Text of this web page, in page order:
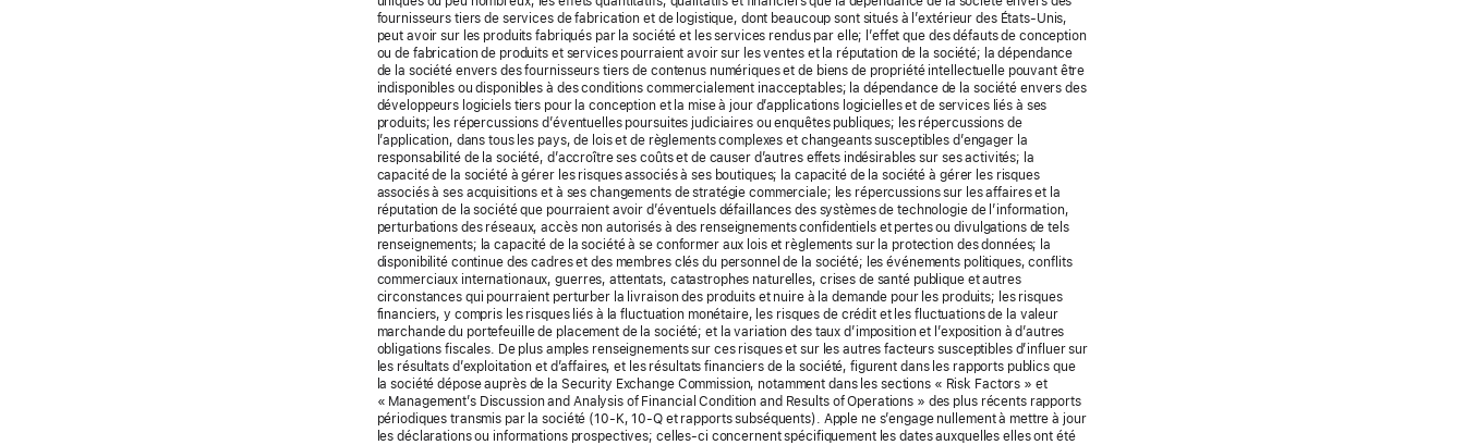
fournisseurs tiers de services de fabrication et de logistique, dont beaucoup sont situés à l’extérieur des États-Unis,
peut avoir sur les produits fabriqués par la société et les services rendus par elle; l’effet que des défauts de conception
ou de fabrication de produits et services pourraient avoir sur les ventes et la réputation de la société; la dépendance
de la société envers des fournisseurs tiers de contenus numériques et de biens de propriété intellectuelle pouvant être
indisponibles ou disponibles à des conditions commercialement inacceptables; la dépendance de la société envers des
développeurs logiciels tiers pour la conception et la mise à jour d’applications logicielles et de services liés à ses
produits; les répercussions d’éventuelles poursuites judiciaires ou enquêtes publiques; les répercussions de
l’application, dans tous les pays, de lois et de règlements complexes et changeants susceptibles d’engager la
responsabilité de la société, d’accroître ses coûts et de causer d’autres effets indésirables sur ses activités; la
capacité de la société à gérer les risques associés à ses boutiques; la capacité de la société à gérer les risques
associés à ses acquisitions et à ses changements de stratégie commerciale; les répercussions sur les affaires et la
réputation de la société que pourraient avoir d’éventuels défaillances des systèmes de technologie de l’information,
perturbations des réseaux, accès non autorisés à des renseignements confidentiels et pertes ou divulgations de tels
renseignements; la capacité de la société à se conformer aux lois et règlements sur la protection des données; la
disponibilité continue des cadres et des membres clés du personnel de la société; les événements politiques, conflits
commerciaux internationaux, guerres, attentats, catastrophes naturelles, crises de santé publique et autres
circonstances qui pourraient perturber la livraison des produits et nuire à la demande pour les produits; les risques
financiers, y compris les risques liés à la fluctuation monétaire, les risques de crédit et les fluctuations de la valeur
marchande du portefeuille de placement de la société; et la variation des taux d’imposition et l’exposition à d’autres
obligations fiscales. De plus amples renseignements sur ces risques et sur les autres facteurs susceptibles d’influer sur
les résultats d’exploitation et d’affaires, et les résultats financiers de la société, figurent dans les rapports publics que
la société dépose auprès de la Security Exchange Commission, notamment dans les sections « Risk Factors » et
« Management’s Discussion and Analysis of Financial Condition and Results of Operations » des plus récents rapports
périodiques transmis par la société (10-K, 10-Q et rapports subséquents). Apple ne s’engage nullement à mettre à jour
les déclarations ou informations prospectives; celles-ci concernent spécifiquement les dates auxquelles elles ont été